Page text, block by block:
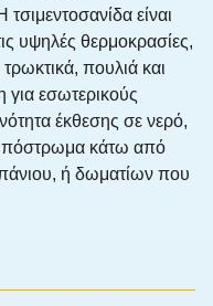
είναι
υψηλές θερμοκρασίες,
πουλιά και
για εσωτερικούς
έκθεσης σε νερό,
κάτω από
ή δωματίων που